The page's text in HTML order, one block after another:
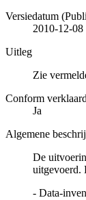
Versiedatum
2010-12-08
Uitleg
Zie
Conform verklaard
Ja
Algemene
De
uitgevoerd.
- Data-